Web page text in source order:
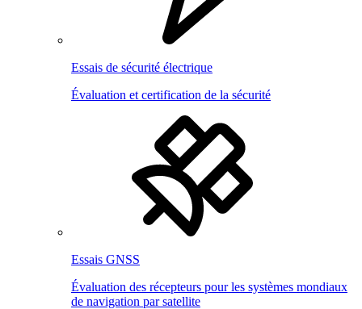
Essais de sécurité électrique
Évaluation et certification de la sécurité
Essais GNSS
Évaluation des récepteurs pour les systèmes mondiaux
de navigation par satellite